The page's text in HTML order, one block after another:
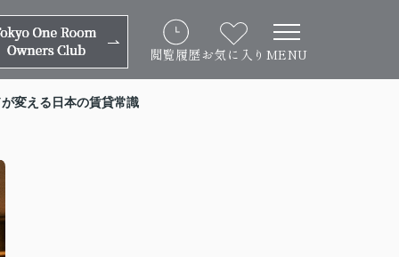
閲覧履歴お気に入り MENU
変える日本の賃貸常識